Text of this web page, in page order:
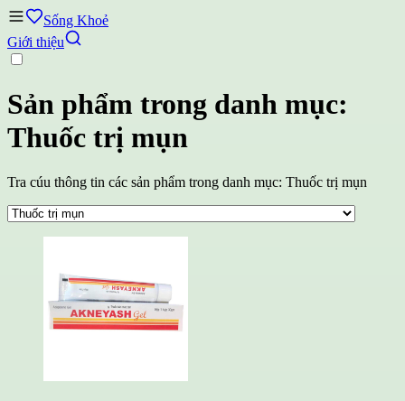
Sống Khoẻ
Giới thiệu
Sản phẩm trong danh mục:
Thuốc trị mụn
Tra cúu thông tin các sản phẩm trong danh mục: Thuốc trị mụn